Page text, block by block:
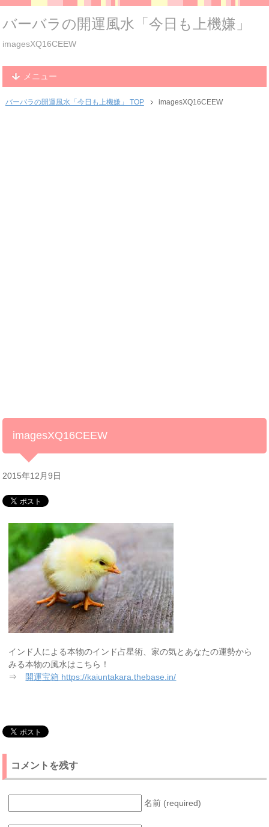
バーバラの開運風水「今日も上機嫌」
imagesXQ16CEEW
メニュー
バーバラの開運風水「今日も上機嫌」 TOP imagesXQ16CEEW
imagesXQ16CEEW
2015年12月9日
インド人による本物のインド占星術、家の気とあなたの運勢から
みる本物の風水はこちら！
⇒ 開運宝箱 https://kaiuntakara.thebase.in/
コメントを残す
名前 (required)